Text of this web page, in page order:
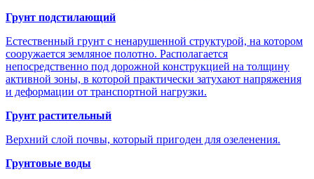
Грунт подстилающий
Естественный грунт с ненарушенной структурой, на котором
сооружается земляное полотно. Располагается
непосредственно под дорожной конструкцией на толщину
активной зоны, в которой практически затухают напряжения
и деформации от транспортной нагрузки.
Грунт растительный
Верхний слой почвы, который пригоден для озеленения.
Грунтовые воды